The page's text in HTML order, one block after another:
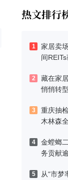
1
家居卖
间
2
藏在家
悄悄转型
3
重庆抽
木林森
4
金螳螂
务贡献
5
从“市梦